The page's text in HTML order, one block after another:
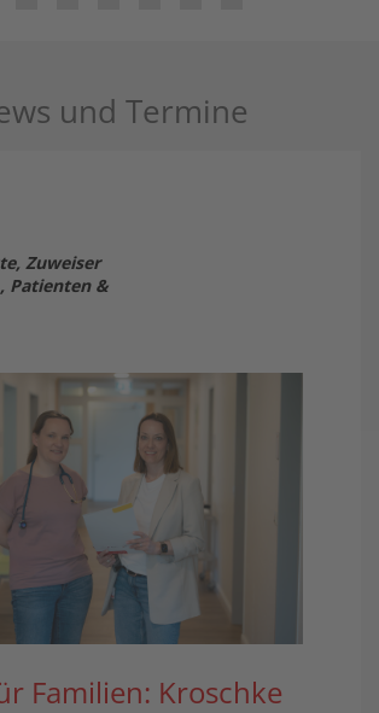
und Termine
Zuweiser
Patienten &
Familien: Kroschke